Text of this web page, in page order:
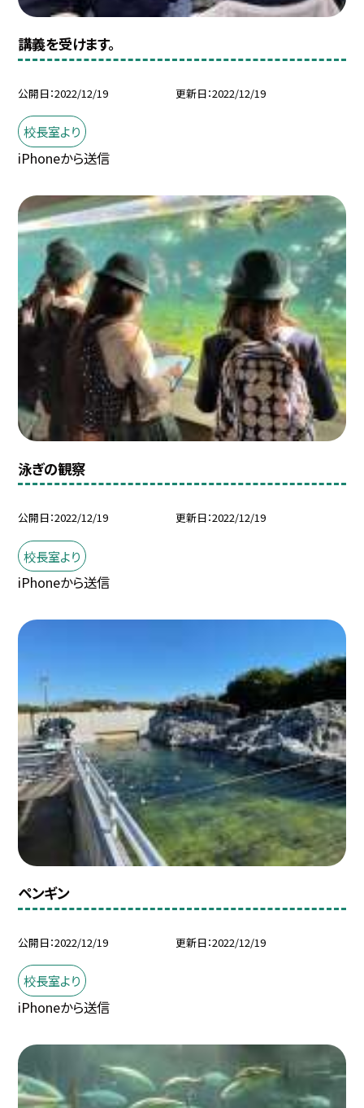
講義を受けます。
公開日 2022/12/19 更新日 2022/12/19
校長室より
iPhoneから送信
泳ぎの観察
公開日 2022/12/19 更新日 2022/12/19
校長室より
iPhoneから送信
ペンギン
公開日 2022/12/19 更新日 2022/12/19
校長室より
iPhoneから送信